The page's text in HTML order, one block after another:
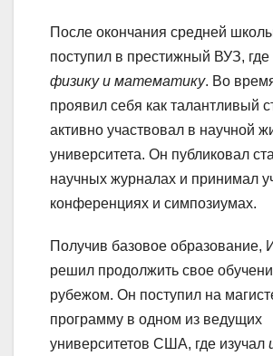
После окончания средней
поступил в престижный ВУЗ, где
физику и математику. Во
проявил себя как талантливый
активно участвовал в научной
университета. Он публиковал
научных журналах и принимал
конференциях и симпозиумах.
Получив базовое образование,
решил продолжить свое
рубежом. Он поступил на
программу в одном из ведущих
университетов США, где изучал